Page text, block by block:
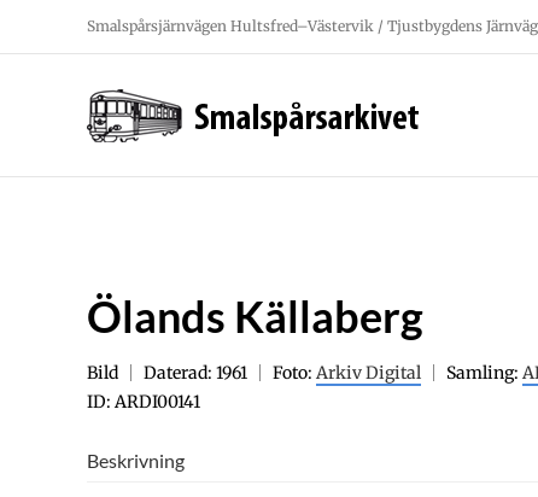
Smalspårsjärnvägen Hultsfred–Västervik / Tjustbygdens
Ölands Källaberg
Bild Daterad: 1961 Foto: Arkiv Digital Samling:
ID: ARDI00141
Beskrivning